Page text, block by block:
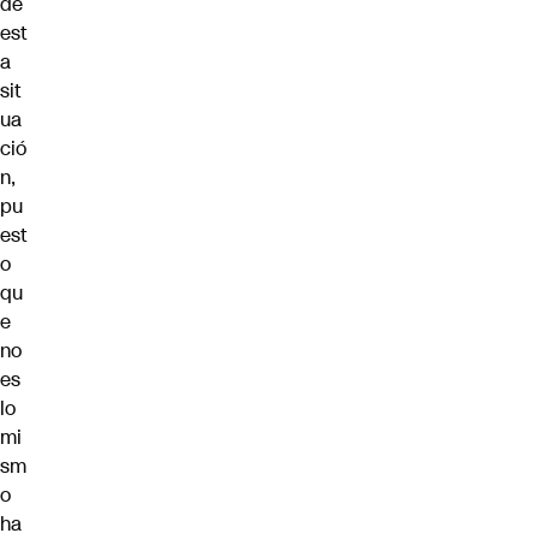
est
a
sit
ua
ció
n,
pu
est
o
qu
e
no
es
lo
mi
sm
o
ha